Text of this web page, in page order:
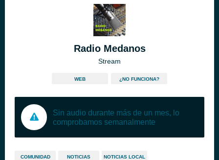
Radio Medanos
Stream
WEB ¿NO FUNCIONA?
Sin audio durante más de un mes, lo
comprobamos semanalmente
COMUNIDAD NOTICIAS NOTICIAS LOCAL